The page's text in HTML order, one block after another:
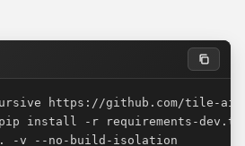
-v --no-build-isolation